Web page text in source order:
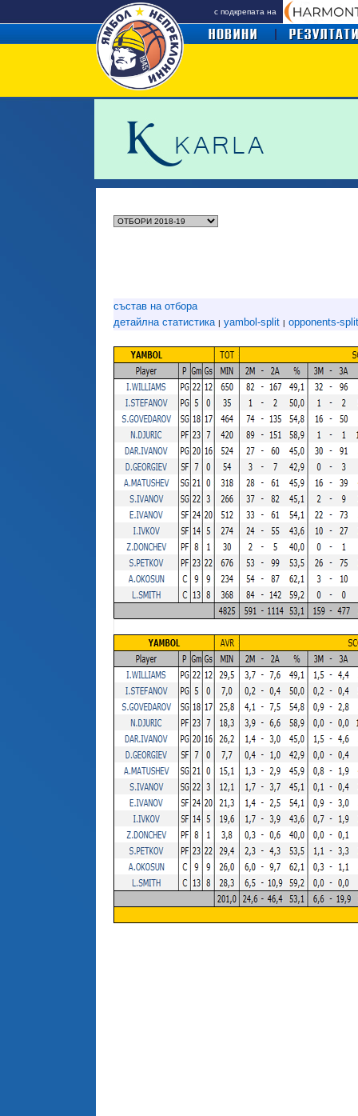
с подкрепата на
състав на отбора
детайлна статистика | yambol-split | opponents-split